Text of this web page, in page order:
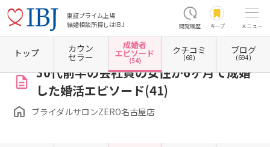
東証プライム上場
結婚相談所探しはIBJ
閲覧履歴 キープ メニュー
ホーム 愛知県の結婚相談所 愛知県名古屋市 愛知県名古屋市中区 愛知県名古屋市中
30代前半の会社員の女性が6ヶ月で成婚
した婚活エピソード(41)
ブライダルサロンZERO名古屋店
トップ カウン
セラー
成婚者
エピソード
(54)
クチコミ
(68)
ブログ
(694)